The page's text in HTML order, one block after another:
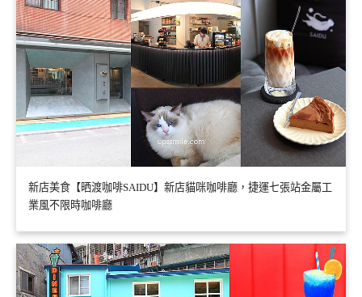
新店美食【晒渡咖啡SAIDU】新店貓咪咖啡廳，捷運七張站金屬工
業風不限時咖啡廳